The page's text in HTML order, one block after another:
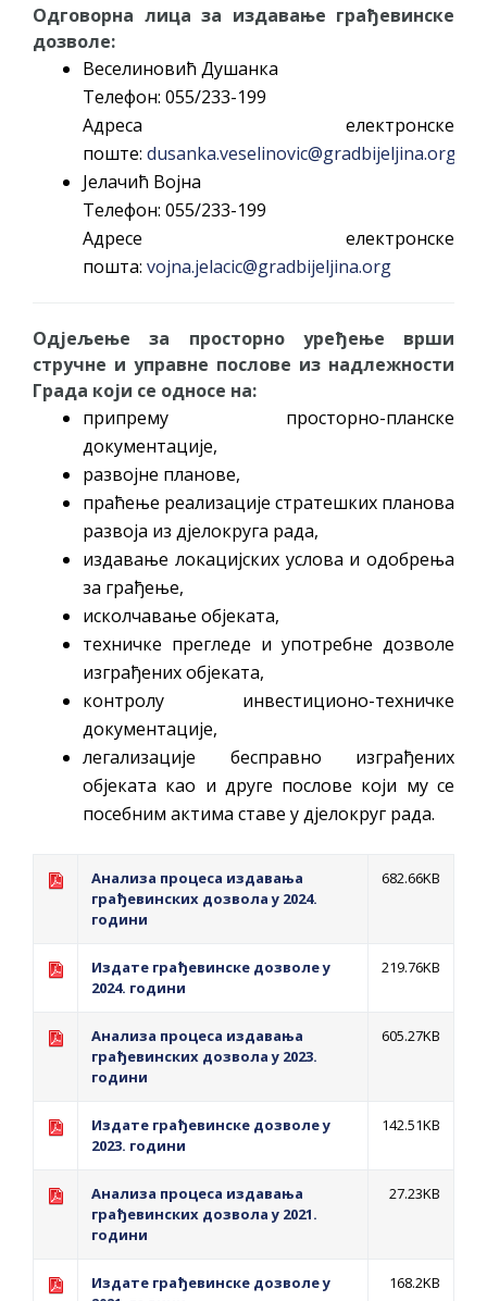
Одговорна лица за издавање грађевинске
дозволе:
Веселиновић Душанка
Телефон: 055/233-199
Адреса електронске
поште: dusanka.veselinovic@gradbijeljina.org
Јелачић Војна
Телефон: 055/233-199
Адресе електронске
пошта: vojna.jelacic@gradbijeljina.org
Одјељење за просторно уређење врши
стручне и управне послове из надлежности
Града који се односе на:
припрему просторно-планске
документације,
развојне планове,
праћење реализације стратешких планова
развоја из дјелокруга рада,
издавање локацијских услова и одобрења
за грађење,
исколчавање објеката,
техничке прегледе и употребне дозволе
изграђених објеката,
контролу инвестиционо-техничке
документације,
легализације бесправно изграђених
објеката као и друге послове који му се
посебним актима ставе у дјелокруг рада.
Анализа процеса издавања
грађевинских дозвола у 2024.
години
682.66KB
Издате грађевинске дозволе у
2024. години
219.76KB
Анализа процеса издавања
грађевинских дозвола у 2023.
години
605.27KB
Издате грађевинске дозволе у
2023. години
142.51KB
Анализа процеса издавања
грађевинских дозвола у 2021.
години
27.23KB
Издате грађевинске дозволе у
168.2KB